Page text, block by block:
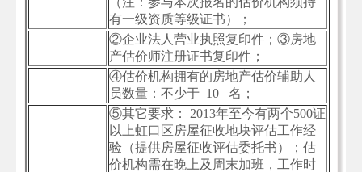
有一级资质等级证书）；
②企业法人营业执照复印件；③房地
产估价师注册证书复印件；
④估价机构拥有的房地产估价辅助人
员数量：不少于 10 名；
⑤其它要求： 2013年至今有两个500证
以上虹口区房屋征收地块评估工作经
验（提供房屋征收评估委托书）；估
价机构需在晚上及周末加班，工作时